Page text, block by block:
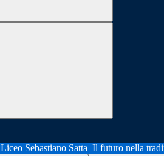
Liceo Sebastiano Satta Il futuro nella